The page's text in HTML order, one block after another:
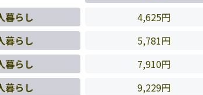
暮らし
4,625円
暮らし
5,781円
暮らし
7,910円
暮らし
9,229円